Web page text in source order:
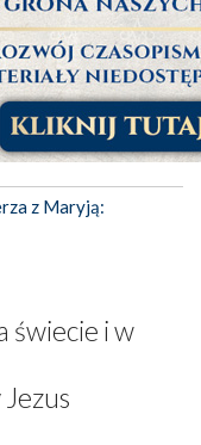
z Maryją:
świecie i w